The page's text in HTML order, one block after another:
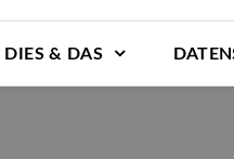
DIES & DAS